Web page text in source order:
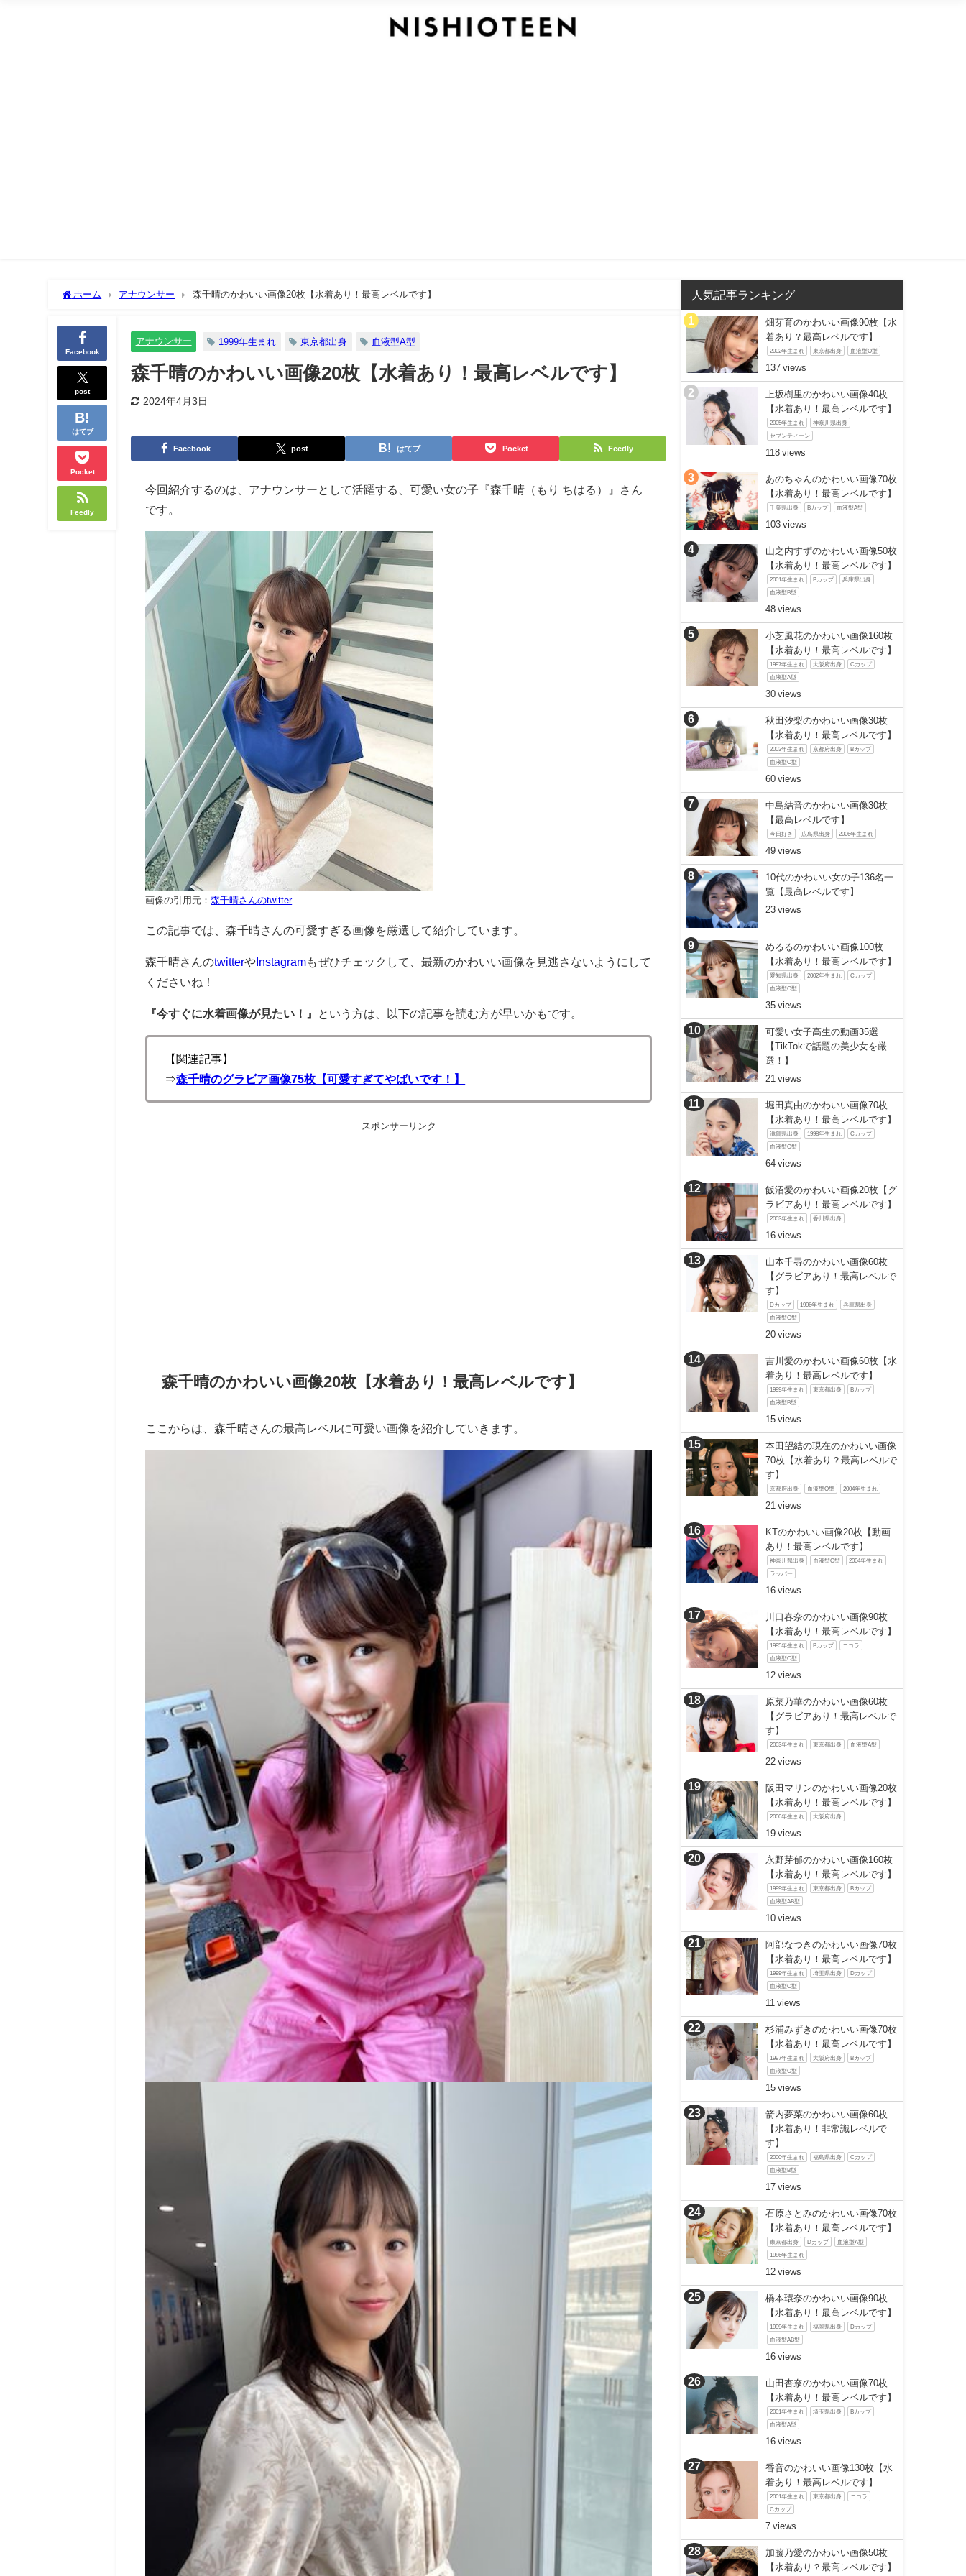
ホーム アナウンサー 森千晴のかわいい画像20枚【水着あり！最高レベルです】
Facebook
post
はてブ
Pocket
Feedly
アナウンサー 1999年生まれ 東京都出身 血液型A型
森千晴のかわいい画像20枚【水着あり！最高レベルです】
2024年4月3日
Facebook post はてブ Pocket Feedly
今回紹介するのは、アナウンサーとして活躍する、可愛い女の子『森千晴（もり ちはる）』さん
です。
画像の引用元：森千晴さんのtwitter
この記事では、森千晴さんの可愛すぎる画像を厳選して紹介しています。
森千晴さんのtwitterや Instagramもぜひチェックして、最新のかわいい画像を見逃さないようにして
くださいね！
『今すぐに水着画像が見たい！』 という方は、以下の記事を読む方が早いかもです。
【関連記事】
⇒森千晴のグラビア画像75枚【可愛すぎてやばいです！】
スポンサーリンク
森千晴のかわいい画像20枚【水着あり！最高レベルです】
ここからは、森千晴さんの最高レベルに可愛い画像を紹介していきます。
人気記事ランキング
畑芽育のかわいい画像90枚【水
着あり？最高レベルです】
2002年生まれ 東京都出身 血液型O型
137
上坂樹里のかわいい画像40枚
【水着あり！最高レベルです】
2005年生まれ 神奈川県出身
セブンティーン
118
あのちゃんのかわいい画像70枚
【水着あり！最高レベルです】
千葉県出身 Bカップ 血液型A型
103
山之内すずのかわいい画像50枚
【水着あり！最高レベルです】
2001年生まれ Bカップ 兵庫県出身
血液型B型
48
小芝風花のかわいい画像160枚
【水着あり！最高レベルです】
1997年生まれ 大阪府出身 Cカップ
血液型A型
30
秋田汐梨のかわいい画像30枚
【水着あり！最高レベルです】
2003年生まれ 京都府出身 Bカップ
血液型O型
60
中島結音のかわいい画像30枚
【最高レベルです】
今日好き 広島県出身 2006年生まれ
49
10代のかわいい女の子136名一
覧【最高レベルです】
23
めるるのかわいい画像100枚
【水着あり！最高レベルです】
愛知県出身 2002年生まれ Cカップ
血液型O型
35
可愛い女子高生の動画35選
【TikTokで話題の美少女を厳
選！】
21
堀田真由のかわいい画像70枚
【水着あり！最高レベルです】
滋賀県出身 1998年生まれ Cカップ
血液型O型
64
飯沼愛のかわいい画像20枚【グ
ラビアあり！最高レベルです】
2003年生まれ 香川県出身
16
山本千尋のかわいい画像60枚
【グラビアあり！最高レベルで
す】
Dカップ 1996年生まれ 兵庫県出身
血液型O型
20
吉川愛のかわいい画像60枚【水
着あり！最高レベルです】
1999年生まれ 東京都出身 Bカップ
血液型B型
15
本田望結の現在のかわいい画像
70枚【水着あり？最高レベルで
す】
京都府出身 血液型O型 2004年生まれ
21
KTのかわいい画像20枚【動画
あり！最高レベルです】
神奈川県出身 血液型O型 2004年生まれ
ラッパー
16
川口春奈のかわいい画像90枚
【水着あり！最高レベルです】
1995年生まれ Bカップ ニコラ
血液型O型
12
原菜乃華のかわいい画像60枚
【グラビアあり！最高レベルで
す】
2003年生まれ 東京都出身 血液型A型
22
阪田マリンのかわいい画像20枚
【水着あり！最高レベルです】
2000年生まれ 大阪府出身
19
永野芽郁のかわいい画像160枚
【水着あり！最高レベルです】
1999年生まれ 東京都出身 Bカップ
血液型AB型
10
阿部なつきのかわいい画像70枚
【水着あり！最高レベルです】
1999年生まれ 埼玉県出身 Dカップ
血液型O型
11
杉浦みずきのかわいい画像70枚
【水着あり！最高レベルです】
1997年生まれ 大阪府出身 Bカップ
血液型O型
15
箭内夢菜のかわいい画像60枚
【水着あり！非常識レベルで
す】
2000年生まれ 福島県出身 Cカップ
血液型B型
17
石原さとみのかわいい画像70枚
【水着あり！最高レベルです】
東京都出身 Dカップ 血液型A型
1986年生まれ
12
橋本環奈のかわいい画像90枚
【水着あり！最高レベルです】
1999年生まれ 福岡県出身 Dカップ
血液型AB型
16
山田杏奈のかわいい画像70枚
【水着あり！最高レベルです】
2001年生まれ 埼玉県出身 Bカップ
血液型A型
16
香音のかわいい画像130枚【水
着あり！最高レベルです】
2001年生まれ 東京都出身 ニコラ
Cカップ
7
加藤乃愛のかわいい画像50枚
【水着あり？最高レベルです】